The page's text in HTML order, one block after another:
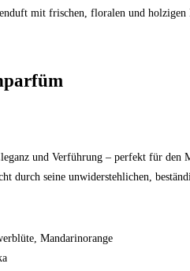
mit frischen, floralen und
und Verführung – perfekt für
durch seine unwiderstehlichen,
Mandarinorange